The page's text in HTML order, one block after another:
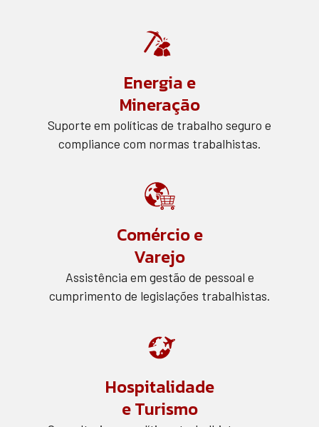
Energia e
Mineração
Suporte em políticas de trabalho seguro e
compliance com normas trabalhistas.
Comércio e
Varejo
Assistência em gestão de pessoal e
cumprimento de legislações trabalhistas.
Hospitalidade
e Turismo